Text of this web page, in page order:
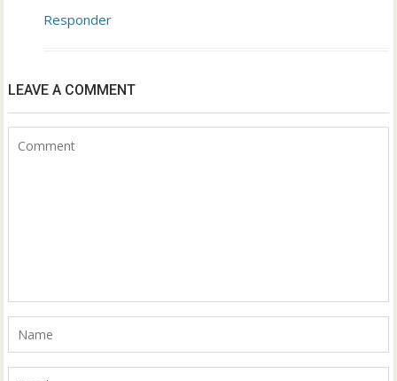
Responder
LEAVE A COMMENT